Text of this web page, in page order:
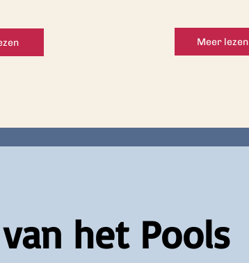
Meer lezen
het Pools